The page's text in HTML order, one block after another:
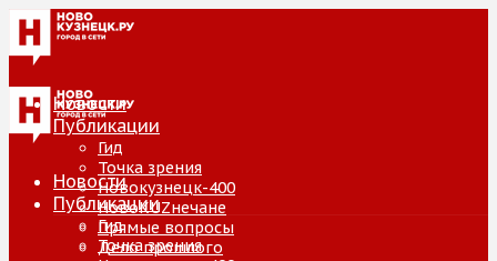
Новости
Публикации
Гид
Точка зрения
Новокузнецк-400
НовоKUZнечане
Прямые вопросы
Дело прошлого
Новости
Публикации
Гид
Точка зрения